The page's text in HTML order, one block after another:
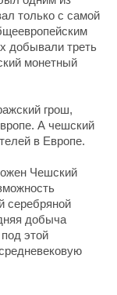
только с самой
добывали треть
монетный
грош,
А чешский
в Европе.
Чешский
серебряной
добыча
этой